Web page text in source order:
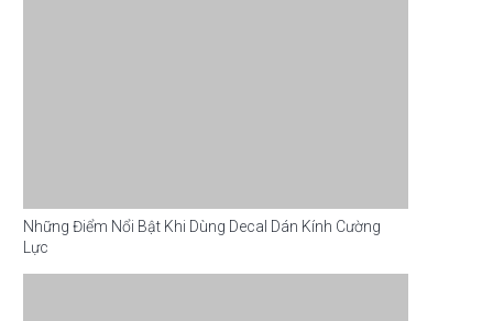
Những Điểm Nổi Bật Khi Dùng Decal Dán Kính Cường
Lực